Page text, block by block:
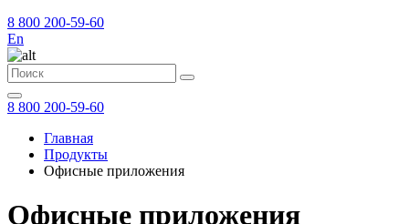
8 800 200-59-60
En
8 800 200-59-60
Главная
Продукты
Офисные приложения
Офисные приложения